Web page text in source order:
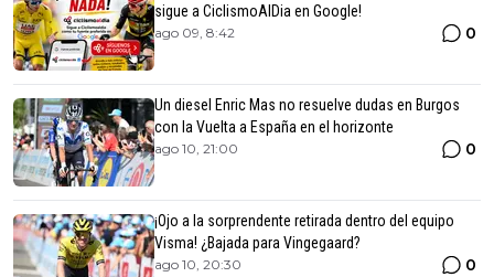
sigue a CiclismoAlDia en Google!
ago 09, 8:42 0
Un diesel Enric Mas no resuelve dudas en Burgos
con la Vuelta a España en el horizonte
ago 10, 21:00 0
¡Ojo a la sorprendente retirada dentro del equipo
Visma! ¿Bajada para Vingegaard?
ago 10, 20:30 0